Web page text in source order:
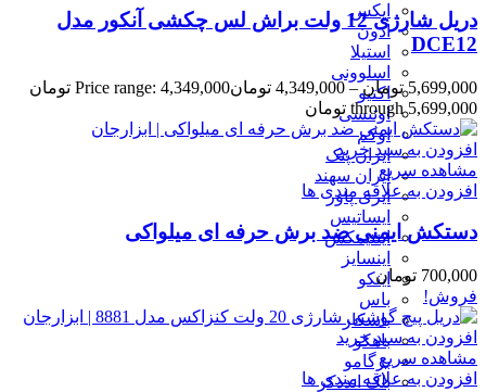
اپکس
ادون
استیلا
اسلوونی
اکتیو
اوتنسی
اوکم
ایران پتک
ایران سهند
ایزی پاور
ایساتیس
اینتیمکس
اینسایز
اینکو
باس
باسکار
باهکو
برگامو
بلک انددکر
دریل شارژی 12 ولت براش لس چکشی آنکور مدل
DCE12
5,699,000 تومان –
4,349,000 تومان
Price range: 4,349,000 تومان
through 5,699,000 تومان
افزودن به سبد خرید
مشاهده سریع
افزودن به علاقه مندی ها
دستکش ایمنی ضد برش حرفه ای میلواکی
700,000 تومان
فروش!
افزودن به سبد خرید
مشاهده سریع
افزودن به علاقه مندی ها